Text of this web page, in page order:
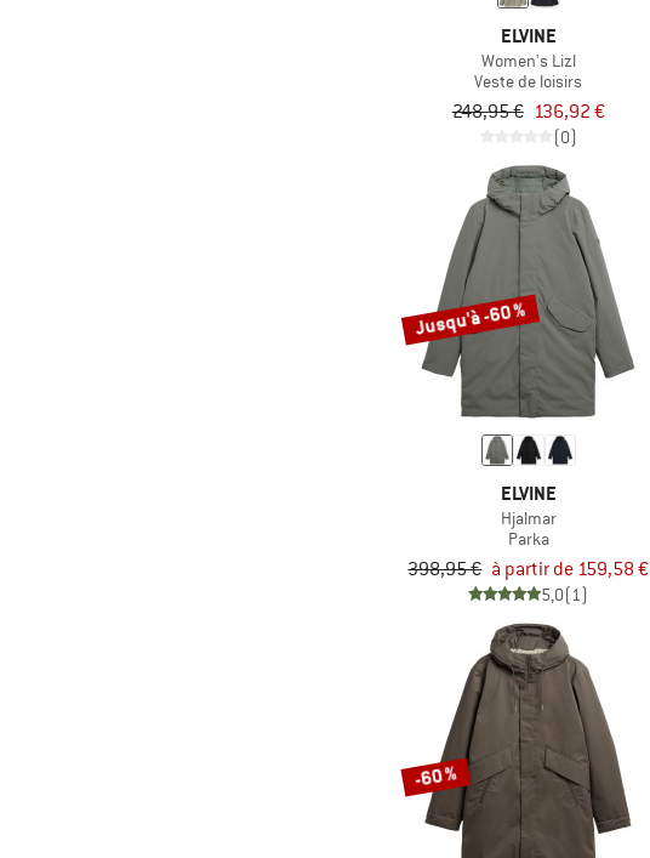
ELVINE
Women's Lizl
Veste de loisirs
248,95 € 136,92 €
(0)
Jusqu'à -60 %
ELVINE
Hjalmar
Parka
398,95 € à partir de 159,58 €
5,0(1)
-60 %